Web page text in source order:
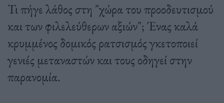
Τι πήγε λάθος στη "χώρα του προοδευτισμού
και των φιλελεύθερων αξιών"; Ένας καλά
κρυμμένος δομικός ρατσισμός γκετοποιεί
γενιές μεταναστών και τους οδηγεί στην
παρανομία.